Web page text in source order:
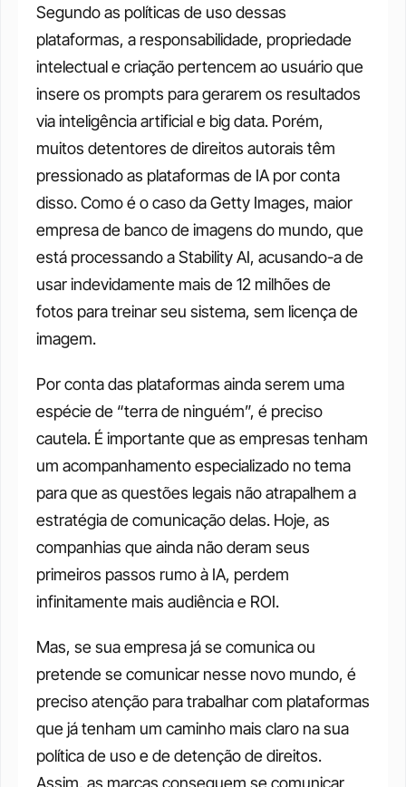
Segundo as políticas de uso dessas
plataformas, a responsabilidade, propriedade
intelectual e criação pertencem ao usuário que
insere os prompts para gerarem os resultados
via inteligência artificial e big data. Porém,
muitos detentores de direitos autorais têm
pressionado as plataformas de IA por conta
disso. Como é o caso da Getty Images, maior
empresa de banco de imagens do mundo, que
está processando a Stability AI, acusando-a de
usar indevidamente mais de 12 milhões de
fotos para treinar seu sistema, sem licença de
imagem.
Por conta das plataformas ainda serem uma
espécie de “terra de ninguém”, é preciso
cautela. É importante que as empresas tenham
um acompanhamento especializado no tema
para que as questões legais não atrapalhem a
estratégia de comunicação delas. Hoje, as
companhias que ainda não deram seus
primeiros passos rumo à IA, perdem
infinitamente mais audiência e ROI.
Mas, se sua empresa já se comunica ou
pretende se comunicar nesse novo mundo, é
preciso atenção para trabalhar com plataformas
que já tenham um caminho mais claro na sua
política de uso e de detenção de direitos.
Assim, as marcas conseguem se comunicar